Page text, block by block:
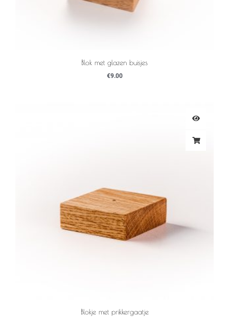
Blok met glazen buisjes
€9.00
Blokje met prikkergaatje